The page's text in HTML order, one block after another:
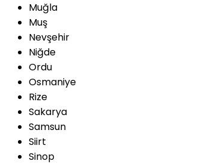
Muğla
Muş
Nevşehir
Niğde
Ordu
Osmaniye
Rize
Sakarya
Samsun
Siirt
Sinop